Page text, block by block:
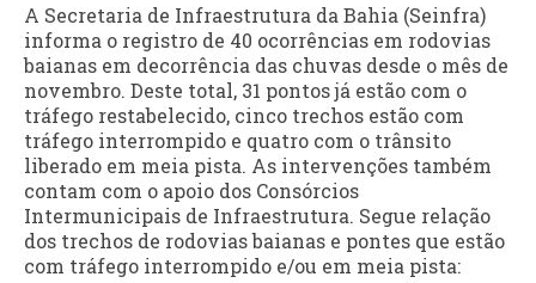
A Secretaria de Infraestrutura da Bahia (Seinfra)
informa o registro de 40 ocorrências em rodovias
baianas em decorrência das chuvas desde o mês de
novembro. Deste total, 31 pontos já estão com o
tráfego restabelecido, cinco trechos estão com
tráfego interrompido e quatro com o trânsito
liberado em meia pista. As intervenções também
contam com o apoio dos Consórcios
Intermunicipais de Infraestrutura. Segue relação
dos trechos de rodovias baianas e pontes que estão
com tráfego interrompido e/ou em meia pista: